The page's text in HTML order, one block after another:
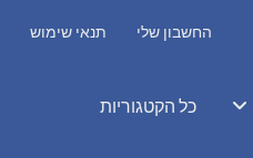
החשבון שלי תנאי שימוש
כל הקטגוריות